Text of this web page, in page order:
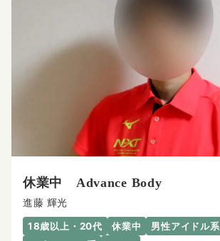
休業中 Advance Body
進藤 輝光
18歳以上・20代 休業中
男性アイドル系